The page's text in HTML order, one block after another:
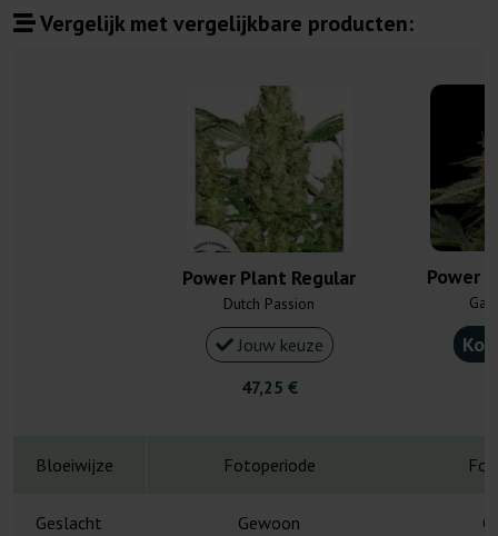
Vergelijk met vergelijkbare producten:
Power Plant Regular
Dutch Passion
Jouw keuze
47,25 €
Power
Bloeiwijze Fotoperiode
Geslacht Gewoon